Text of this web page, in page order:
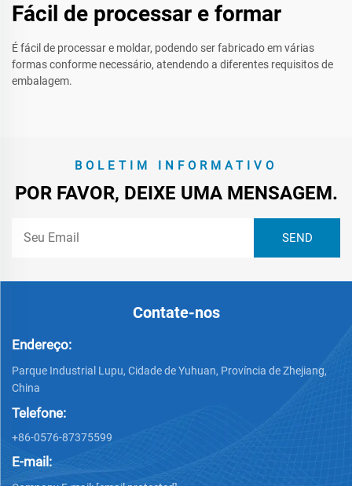
Fácil de processar e formar
É fácil de processar e moldar, podendo ser fabricado em várias
formas conforme necessário, atendendo a diferentes requisitos de
embalagem.
BOLETIM INFORMATIVO
POR FAVOR, DEIXE UMA MENSAGEM.
Contate-nos
Endereço:
Parque Industrial Lupu, Cidade de Yuhuan, Província de Zhejiang,
China
Telefone:
+86-0576-87375599
E-mail: